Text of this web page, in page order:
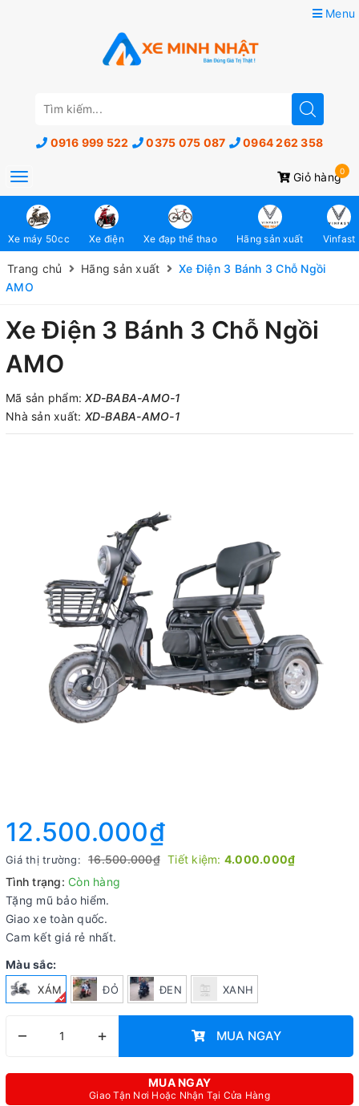
Menu
0916 999 522 0375 075 087 0964 262 358
Giỏ hàng0
Toggle
navigation
Xe máy 50cc Xe điện Xe đạp thể thao Hãng sản xuất Vinfast
Trang chủ Hãng sản xuất
Xe Điện 3 Bánh 3 Chỗ Ngồi
AMO
Xe Điện 3 Bánh 3 Chỗ Ngồi
AMO
Mã sản phẩm:XD-BABA-AMO-1
Nhà sản xuất: XD-BABA-AMO-1
12.500.000₫
Giá thị trường: 16.500.000₫ Tiết kiệm: 4.000.000₫
Tình trạng: Còn hàng
Tặng mũ bảo hiểm.
Giao xe toàn quốc.
Cam kết giá rẻ nhất.
Màu sắc:
XÁM ĐỎ ĐEN XANH
– + MUA NGAY
MUA NGAY
Giao Tận Nơi Hoặc Nhận Tại Cửa Hàng